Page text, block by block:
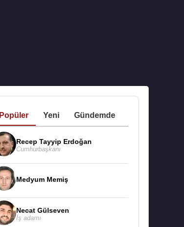
Popüler Yeni Gündemde
Recep Tayyip Erdoğan
Cumhurbaşkanı
Medyum Memiş
Necat Gülseven
İş adamı